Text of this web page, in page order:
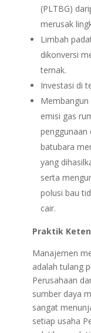
(PLTBG)
merusak
Limbah
dikonversi
ternak.
Investasi di
Membangun
emisi gas
penggunaan
batubara
yang
serta
polusi bau
cair.
Praktik
Manajemen
adalah tulang
Perusahaan
sumber daya
sangat
setiap usaha